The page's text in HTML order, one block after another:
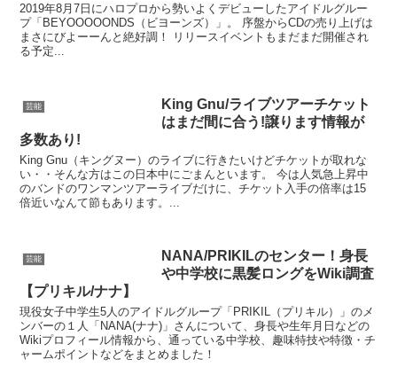
2019年8月7日にハロプロから勢いよくデビューしたアイドルグルー
プ「BEYOOOOONDS（ビヨーンズ）」。 序盤からCDの売り上げは
まさにびよーーんと絶好調！ リリースイベントもまだまだ開催され
る予定...
芸能
King Gnu/ライブツアーチケット
はまだ間に合う!譲ります情報が
多数あり!
King Gnu（キングヌー）のライブに行きたいけどチケットが取れな
い・・そんな方はこの日本中にごまんといます。 今は人気急上昇中
のバンドのワンマンツアーライブだけに、チケット入手の倍率は15
倍近いなんて節もあります。...
芸能
NANA/PRIKILのセンター！身長
や中学校に黒髪ロングをWiki調査
【プリキル/ナナ】
現役女子中学生5人のアイドルグループ「PRIKIL（プリキル）」のメ
ンバーの１人「NANA(ナナ)」さんについて、身長や生年月日などの
Wikiプロフィール情報から、通っている中学校、趣味特技や特徴・チ
ャームポイントなどをまとめました！